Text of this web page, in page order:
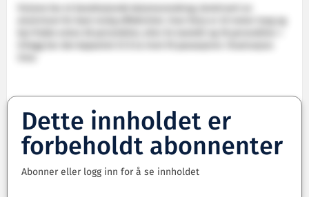
Dette innholdet er
forbeholdt abonnenter
Abonner eller logg inn for å se innholdet